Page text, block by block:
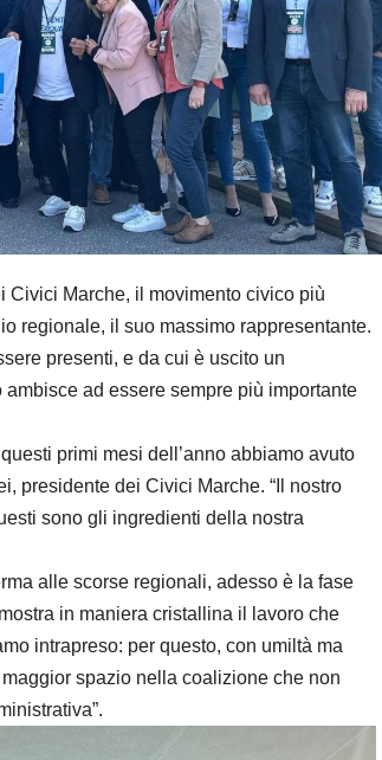
Civici Marche, il movimento civico più
regionale, il suo massimo rappresentante.
presenti, e da cui è uscito un
ad essere sempre più importante
primi mesi dell’anno abbiamo avuto
presidente dei Civici Marche. “Il nostro
sono gli ingredienti della nostra
alle scorse regionali, adesso è la fase
in maniera cristallina il lavoro che
intrapreso: per questo, con umiltà ma
spazio nella coalizione che non